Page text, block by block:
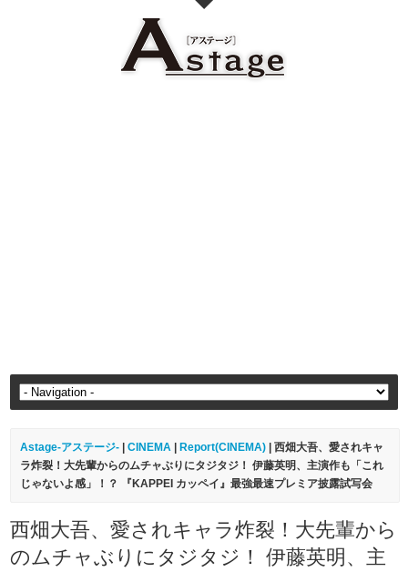
Astage-アステージ- |CINEMA Report(CINEMA) | 西畑大吾、愛されキャ
ラ炸裂！大先輩からのムチャぶりにタジタジ！ 伊藤英明、主演作も「これ
じゃないよ感」！？ 『KAPPEI カッペイ』最強最速プレミア披露試写会
西畑大吾、愛されキャラ炸裂！大先輩から
のムチャぶりにタジタジ！ 伊藤英明、主